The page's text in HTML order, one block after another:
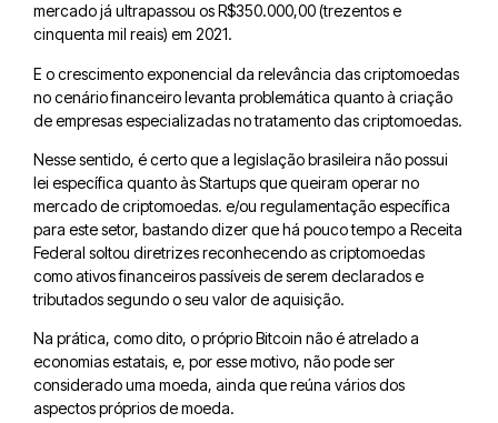
mercado já ultrapassou os R$350.000,00 (trezentos e
cinquenta mil reais) em 2021.
E o crescimento exponencial da relevância das criptomoedas
no cenário financeiro levanta problemática quanto à criação
de empresas especializadas no tratamento das criptomoedas.
Nesse sentido, é certo que a legislação brasileira não possui
lei específica quanto às Startups que queiram operar no
mercado de criptomoedas. e/ou regulamentação específica
para este setor, bastando dizer que há pouco tempo a Receita
Federal soltou diretrizes reconhecendo as criptomoedas
como ativos financeiros passíveis de serem declarados e
tributados segundo o seu valor de aquisição.
Na prática, como dito, o próprio Bitcoin não é atrelado a
economias estatais, e, por esse motivo, não pode ser
considerado uma moeda, ainda que reúna vários dos
aspectos próprios de moeda.